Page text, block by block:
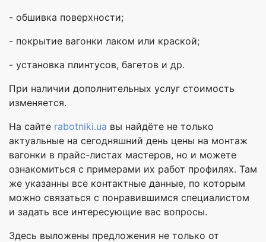
- обшивка поверхности;
- покрытие вагонки лаком или краской;
- установка плинтусов, багетов и др.
При наличии дополнительных услуг стоимость
изменяется.
На сайте rabotniki.ua вы найдёте не только
актуальные на сегодняшний день цены на монтаж
вагонки в прайс-листах мастеров, но и можете
ознакомиться с примерами их работ профилях. Там
же указанны все контактные данные, по которым
можно связаться с понравившимся специалистом
и задать все интересующие вас вопросы.
Здесь выложены предложения не только от